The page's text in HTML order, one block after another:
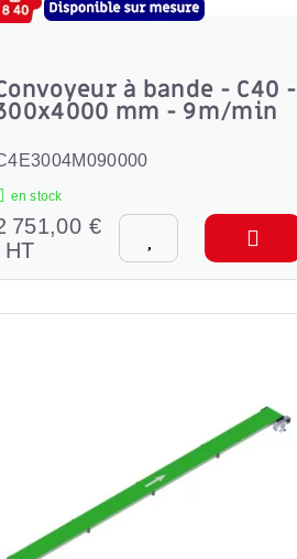
à bande - C40 -
mm - 9m/min
en stock
751,00 €
HT